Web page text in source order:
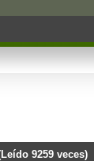
9259 veces)